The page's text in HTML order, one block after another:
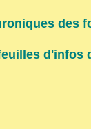
des
d'infos